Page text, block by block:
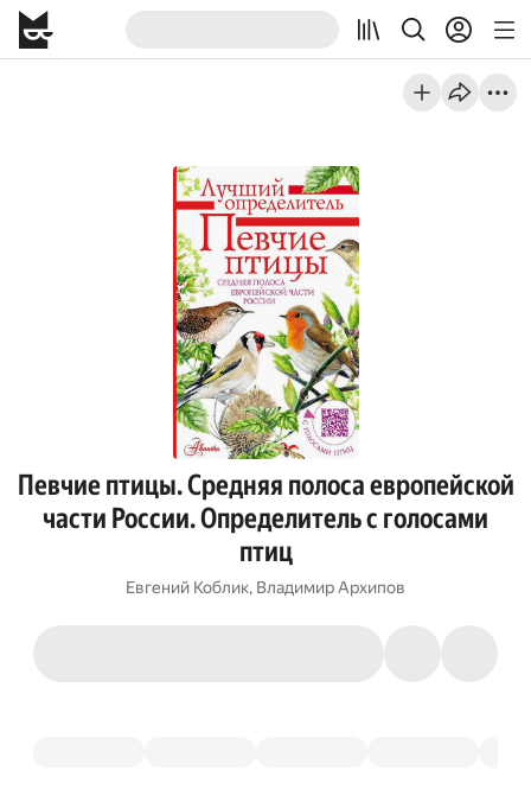
Певчие птицы. Средняя полоса европейской
части России. Определитель с голосами
птиц
Евгений Коблик, Владимир Архипов